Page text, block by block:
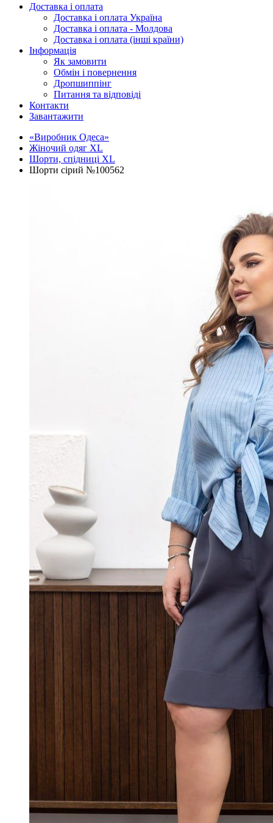
Доставка і оплата
Доставка і оплата Україна
Доставка і оплата - Молдова
Доставка і оплата (інші країни)
Інформація
Як замовити
Обмін і повернення
Дропшиппінг
Питання та відповіді
Контакти
Завантажити
«Виробник Одеса»
Жіночий одяг XL
Шорти, спідниці XL
Шорти сірий №100562